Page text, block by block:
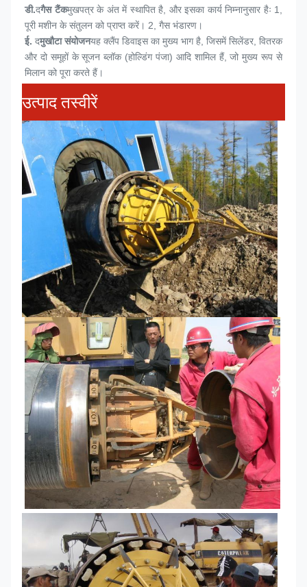
डी.दगैस टैंकमुखपत्र के अंत में स्थापित है, और इसका कार्य निम्नानुसार हैः 1,
पूरी मशीन के संतुलन को प्राप्त करें। 2, गैस भंडारण।
ई. दमुखौटा संयोजनयह क्लैंप डिवाइस का मुख्य भाग है, जिसमें सिलेंडर, वितरक
और दो समूहों के सूजन ब्लॉक (होल्डिंग पंजा) आदि शामिल हैं, जो मुख्य रूप से
मिलान को पूरा करते हैं।
उत्पाद तस्वीरें